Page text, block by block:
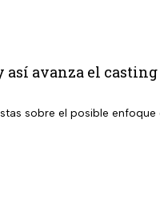
avanza el
sobre el posible